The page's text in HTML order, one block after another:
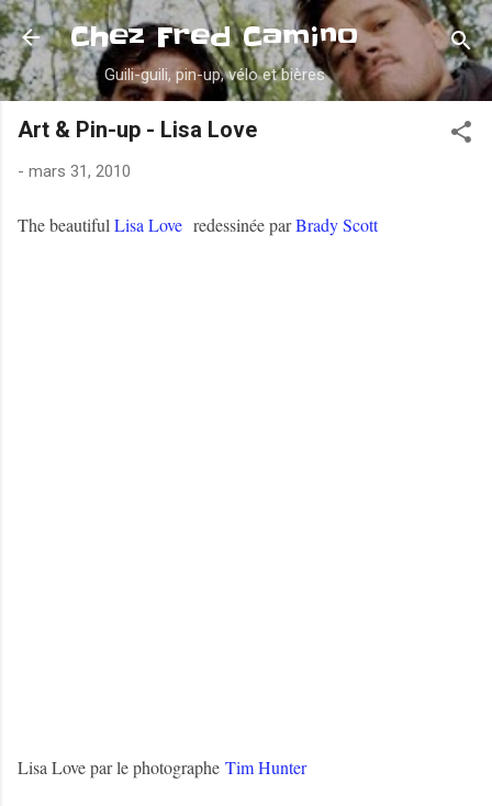
Accéder au contenu principal
Chez Fred Camino
Guili-guili, pin-up, vélo et bières
Art & Pin-up - Lisa Love
- mars 31, 2010
The beautiful Lisa Love redessinée parBrady Scott
Lisa Love par le photographe Tim Hunter